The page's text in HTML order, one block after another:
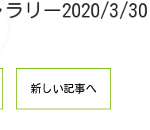
リー2020/3/30
新しい記事へ